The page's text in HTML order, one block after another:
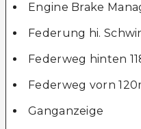
Engine Brake
Federung hi.
Federweg hinten
Federweg vorn
Ganganzeige